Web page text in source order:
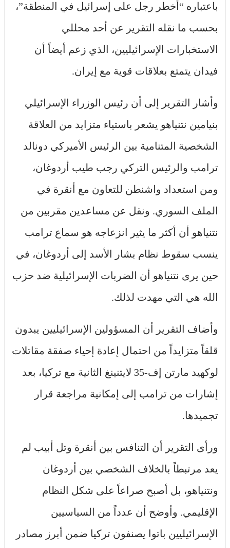
باعتباره “أخطر رجل على إسرائيل في المنطقة”،
بحسب ما نقله التقرير عن أحد محللي
الاستخبارات الإسرائيليين، الذي زعم أيضاً أن
فيدان يتمتع بعلاقات قوية مع إيران.
وأشار التقرير إلى أن رئيس الوزراء الإسرائيلي
بنيامين نتنياهو يشعر باستياء متزايد من العلاقة
الشخصية المتنامية بين الرئيس الأميركي دونالد
ترامب والرئيس التركي رجب طيب أردوغان،
ومن استعداد واشنطن للتعاون مع أنقرة في
الملف السوري. ونقل عن مساعدين مقربين من
نتنياهو أن أكثر ما يثير انزعاجه هو سماع ترامب
ينسب سقوط نظام بشار الأسد إلى أردوغان، في
حين يرى نتنياهو أن الضربات الإسرائيلية ضد حزب
الله هي التي مهدت لذلك.
وأضاف التقرير أن المسؤولين الإسرائيليين يبدون
قلقاً متزايداً من احتمال إعادة إحياء صفقة مقاتلات
لوكهيد مارتن إف-35 لايتنينغ الثانية مع تركيا، بعد
إشارات من ترامب إلى إمكانية مراجعة قرار
تجميدها.
ورأى التقرير أن التنافس بين أنقرة وتل أبيب لم
يعد مرتبطاً بالخلاف الشخصي بين أردوغان
ونتنياهو، بل أصبح صراعاً على شكل النظام
الإقليمي. وأوضح أن عدداً من السياسيين
الإسرائيليين باتوا يصنفون تركيا ضمن أبرز مصادر